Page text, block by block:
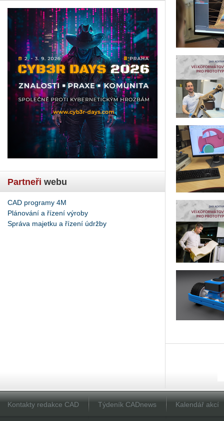
Partneři webu
CAD programy 4M
Plánování a řízení výroby
Správa majetku a řízení údržby
Kontakty redakce CAD Týdeník CADnews Kalendář akcí